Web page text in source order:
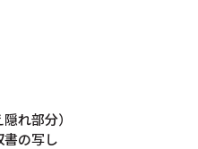
れ部分）
書の写し